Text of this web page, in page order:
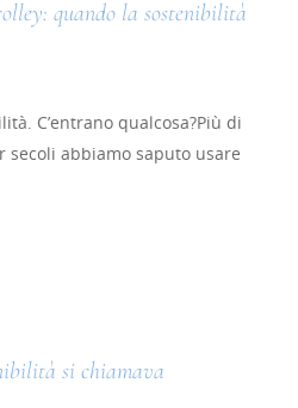
quando la sostenibilità
C’entrano qualcosa?Più di
secoli abbiamo saputo usare
si chiamava